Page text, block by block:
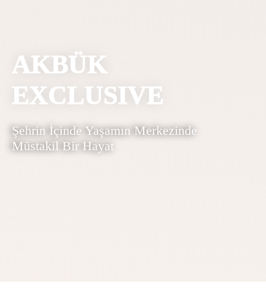
AKBÜK
EXCLUSIVE
Şehrin İçinde Yaşamın Merkezinde
Müstakil Bir Hayat